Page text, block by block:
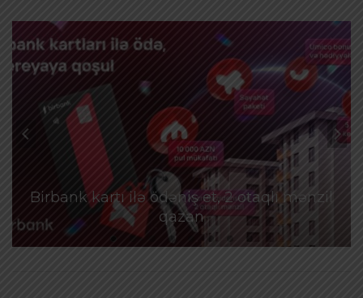
Birbank kartı ilə ödəniş et, 2 otaqlı mənzil
qazan